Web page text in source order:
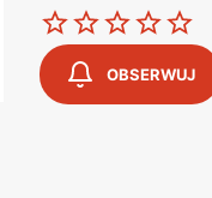
OBSERWUJ